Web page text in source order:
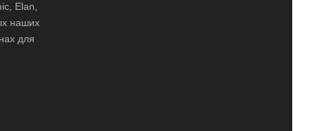
Elan,
наших
для